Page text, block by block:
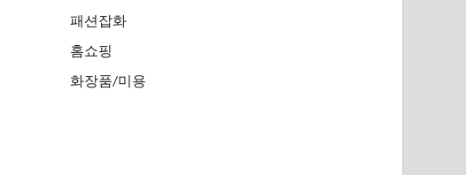
패션잡화
홈쇼핑
화장품/미용